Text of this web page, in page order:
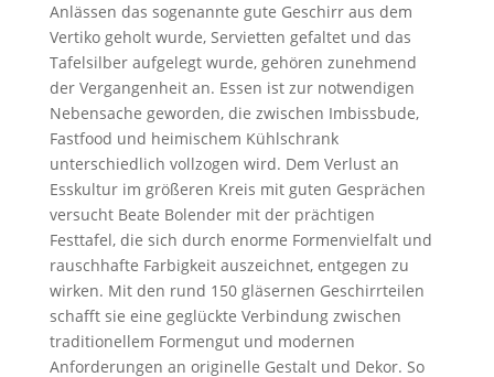
Anlässen das sogenannte gute Geschirr aus dem
Vertiko geholt wurde, Servietten gefaltet und das
Tafelsilber aufgelegt wurde, gehören zunehmend
der Vergangenheit an. Essen ist zur notwendigen
Nebensache geworden, die zwischen Imbissbude,
Fastfood und heimischem Kühlschrank
unterschiedlich vollzogen wird. Dem Verlust an
Esskultur im größeren Kreis mit guten Gesprächen
versucht Beate Bolender mit der prächtigen
Festtafel, die sich durch enorme Formenvielfalt und
rauschhafte Farbigkeit auszeichnet, entgegen zu
wirken. Mit den rund 150 gläsernen Geschirrteilen
schafft sie eine geglückte Verbindung zwischen
traditionellem Formengut und modernen
Anforderungen an originelle Gestalt und Dekor. So